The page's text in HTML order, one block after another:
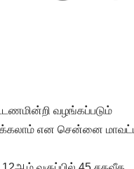
வழங்கப்படும்
என சென்னை மாவட்ட